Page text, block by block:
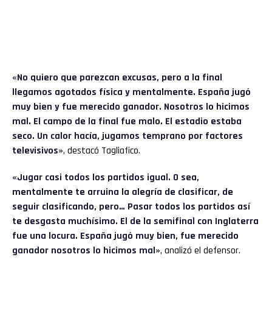
«No quiero que parezcan excusas, pero a la final
llegamos agotados física y mentalmente. España jugó
muy bien y fue merecido ganador. Nosotros lo hicimos
mal. El campo de la final fue malo. El estadio estaba
seco. Un calor hacía, jugamos temprano por factores
televisivos», destacó Tagliafico.
«Jugar casi todos los partidos igual. O sea,
mentalmente te arruina la alegría de clasificar, de
seguir clasificando, pero… Pasar todos los partidos así
te desgasta muchísimo. El de la semifinal con Inglaterra
fue una locura. España jugó muy bien, fue merecido
ganador nosotros lo hicimos mal», analizó el defensor.